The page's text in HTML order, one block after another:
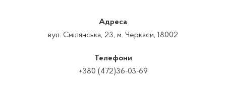
Адреса
вул. Смілянська, 23, м. Черкаси, 18002
Телефони
+380 (472)36-03-69